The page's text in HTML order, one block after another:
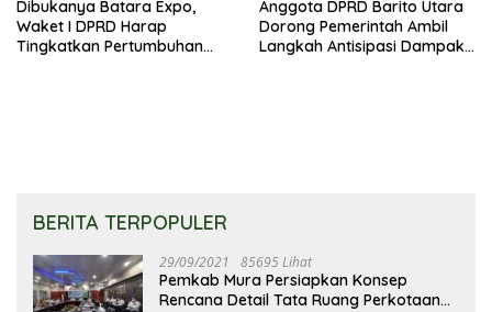
Dibukanya Batara Expo,
Waket I DPRD Harap
Tingkatkan Pertumbuhan
Anggota DPRD Barito Utara
Dorong Pemerintah Ambil
Langkah Antisipasi Dampak
BERITA TERPOPULER
29/09/2021 85695 Lihat
Pemkab Mura Persiapkan Konsep
Rencana Detail Tata Ruang Perkotaan